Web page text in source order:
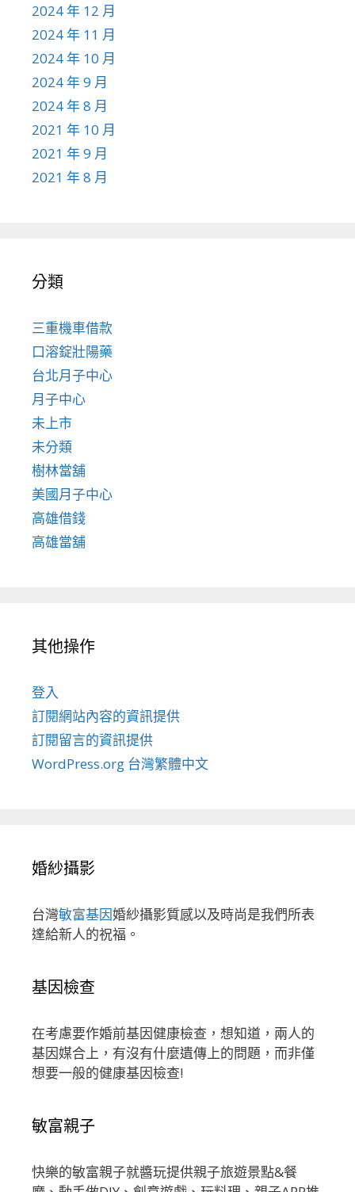
2024 年 12 月
2024 年 11 月
2024 年 10 月
2024 年 9 月
2024 年 8 月
2021 年 10 月
2021 年 9 月
2021 年 8 月
分類
三重機車借款
口溶錠壯陽藥
台北月子中心
月子中心
未上市
未分類
樹林當舖
美國月子中心
高雄借錢
高雄當舖
其他操作
登入
訂閱網站內容的資訊提供
訂閱留言的資訊提供
WordPress.org 台灣繁體中文
婚紗攝影
台灣敏富基因婚紗攝影質感以及時尚是我們所表
達給新人的祝福。
基因檢查
在考慮要作婚前基因健康檢查，想知道，兩人的
基因媒合上，有沒有什麼遺傳上的問題，而非僅
想要一般的健康基因檢查!
敏富親子
快樂的敏富親子就醬玩提供親子旅遊景點&餐